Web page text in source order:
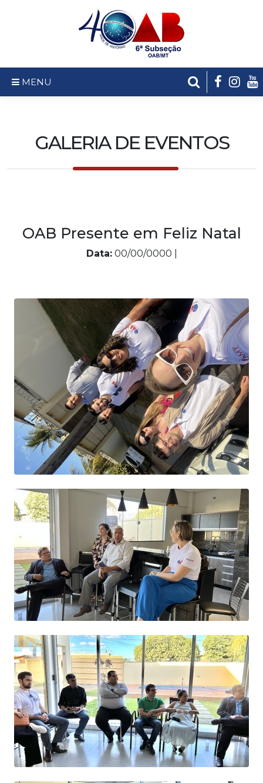
MENU
GALERIA DE EVENTOS
OAB Presente em Feliz Natal
Data:00/00/0000 |